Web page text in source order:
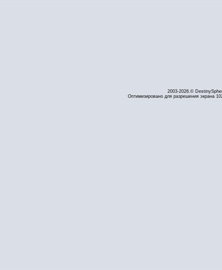
2003-2026.©
Оптимизировано для разрешения экрана